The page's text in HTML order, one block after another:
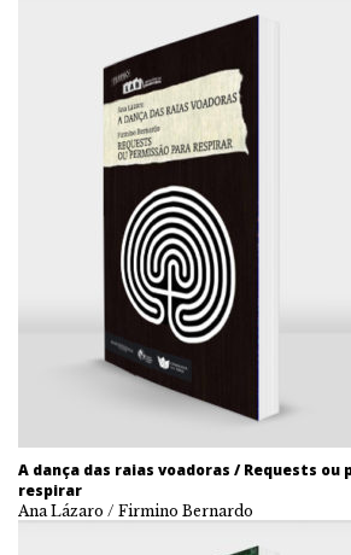
A dança das raias voadoras / Requests ou
respirar
Ana Lázaro / Firmino Bernardo